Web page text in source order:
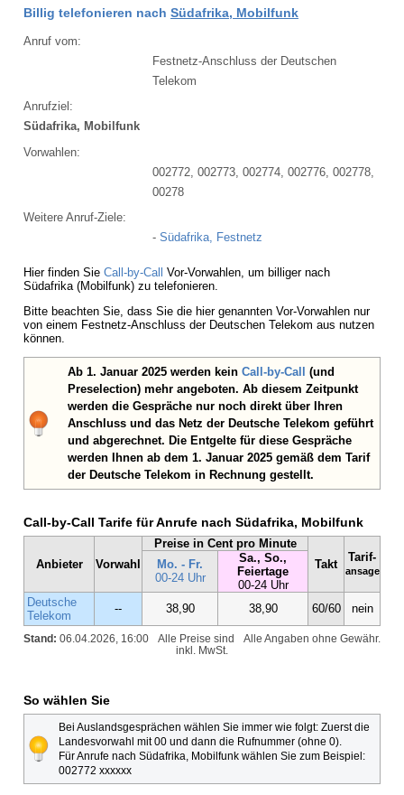
Billig telefonieren nach Südafrika, Mobilfunk
Anruf vom:
Festnetz-Anschluss der Deutschen
Telekom
Anrufziel:
Südafrika, Mobilfunk
Vorwahlen:
002772, 002773, 002774, 002776, 002778,
00278
Weitere Anruf-Ziele:
- Südafrika, Festnetz
Hier finden Sie Call-by-Call Vor-Vorwahlen, um billiger nach
Südafrika (Mobilfunk) zu telefonieren.
Bitte beachten Sie, dass Sie die hier genannten Vor-Vorwahlen nur
von einem Festnetz-Anschluss der Deutschen Telekom aus nutzen
können.
Ab 1. Januar 2025 werden kein Call-by-Call (und
Preselection) mehr angeboten. Ab diesem Zeitpunkt
werden die Gespräche nur noch direkt über Ihren
Anschluss und das Netz der Deutsche Telekom geführt
und abgerechnet. Die Entgelte für diese Gespräche
werden Ihnen ab dem 1. Januar 2025 gemäß dem Tarif
der Deutsche Telekom in Rechnung gestellt.
Call-by-Call Tarife für Anrufe nach Südafrika, Mobilfunk
Anbieter Vorwahl
Preise in Cent pro Minute
Takt
Tarif-
ansage
Mo. - Fr.
00-24 Uhr
Sa., So.,
Feiertage
00-24 Uhr
Deutsche
Telekom
-- 38,90 38,90 60/60 nein
Stand: 06.04.2026, 16:00 Alle Angaben ohne Gewähr.
Alle Preise sind
inkl. MwSt.
So wählen Sie
Bei Auslandsgesprächen wählen Sie immer wie folgt: Zuerst die
Landesvorwahl mit 00 und dann die Rufnummer (ohne 0).
Für Anrufe nach Südafrika, Mobilfunk wählen Sie zum Beispiel:
002772 xxxxxx